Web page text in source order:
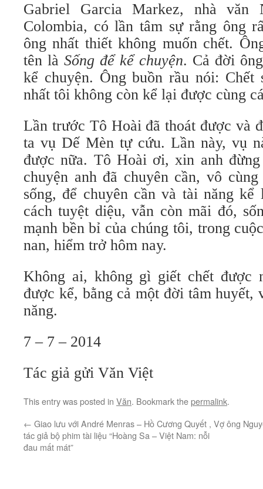
Gabriel Garcia Markez, nhà văn
Colombia, có lần tâm sự rằng ông
ông nhất thiết không muốn chết.
tên là Sống để kể chuyện. Cả đời
kể chuyện. Ông buồn rầu nói: Chết
nhất tôi không còn kể lại được cùng
Lần trước Tô Hoài đã thoát được và
ta vụ Dế Mèn tự cứu. Lần này, vụ
được nữa. Tô Hoài ơi, xin anh
chuyện anh đã chuyên cần, vô
sống, để chuyên cần và tài năng
cách tuyệt diệu, vẫn còn mãi đó,
mạnh bền bỉ của chúng tôi, trong
nan, hiểm trở hôm nay.
Không ai, không gì giết chết được
được kể, bằng cả một đời tâm huyết,
năng.
7 – 7 – 2014
Tác giả gửi Văn Việt
This entry was posted in Văn. Bookmark thepermalink.
← Giao lưu với André Menras – Hồ Cương Quyết ,
tác giả bộ phim tài liệu “Hoàng Sa – Việt Nam: nỗi
đau mất mát”
Vợ ông